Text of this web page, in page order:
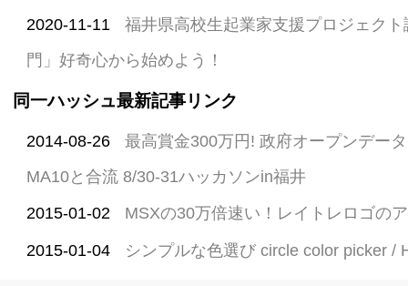
2020-11-11
福井県高校生起業家支援プロジェク
門」好奇心から始めよう！
同一ハッシュ最新記事リンク
2014-08-26
最高賞金300万円! 政府オープンデー
MA10と合流 8/30-31ハッカソンin福井
2015-01-02 MSXの30万倍速い！レイトレロゴの
2015-01-04 シンプルな色選び circle color picker /